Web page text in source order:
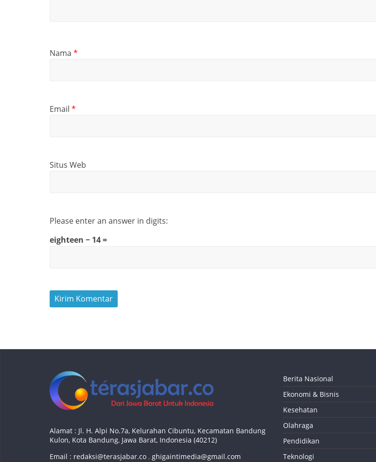
Nama *
Email *
Situs Web
Please enter an answer in digits:
eighteen − 14 =
Alamat : Jl. H. Alpi No.7a, Kelurahan Cibuntu, Kecamatan Bandung
Kulon, Kota Bandung, Jawa Barat, Indonesia (40212)
Email : redaksi@terasjabar.co , ghigaintimedia@gmail.com
Berita Nasional
Ekonomi & Bisnis
Kesehatan
Olahraga
Pendidikan
Teknologi